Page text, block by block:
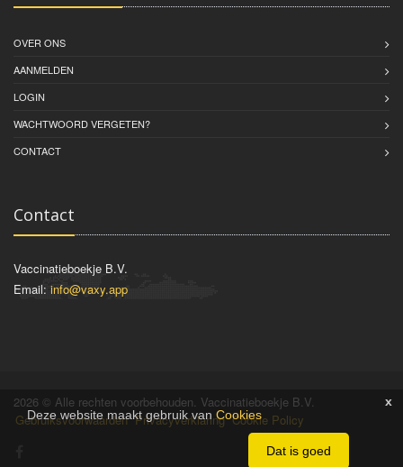
OVER ONS
AANMELDEN
LOGIN
WACHTWOORD VERGETEN?
CONTACT
Contact
Vaccinatieboekje B.V.
Email: info@vaxy.app
2026 © Alle rechten voorbehouden. Vaccinatieboekje B.V.
Gebruiksvoorwaarden Privacyverklaring Cookie Policy
x
Deze website maakt gebruik van Cookies
Dat is goed